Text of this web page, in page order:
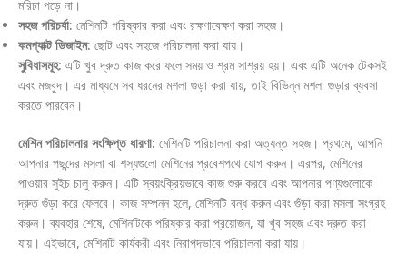
মরিচা পড়ে না।
সহজ পরিচর্যা: মেশিনটি পরিষ্কার করা এবং রক্ষণাবেক্ষণ করা সহজ।
কমপ্যাক্ট ডিজাইন: ছোট এবং সহজে পরিচালনা করা যায়।
সুবিধাসমূহ: এটি খুব দ্রুত কাজ করে ফলে সময় ও শ্রম সাশ্রয় হয়। এবং এটি অনেক টেকসই
এবং মজবুদ। এর মাধ্যমে সব ধরনের মশলা গুড়া করা যায়, তাই বিভিন্ন মশলা গুড়ার ব্যবসা
করতে পারবেন।
মেশিন পরিচালনার সংক্ষিপ্ত ধারণা: মেশিনটি পরিচালনা করা অত্যন্ত সহজ। প্রথমে, আপনি
আপনার পছন্দের মসলা বা শস্যগুলো মেশিনের প্রবেশপথে যোগ করুন। এরপর, মেশিনের
পাওয়ার সুইচ চালু করুন। এটি স্বয়ংক্রিয়ভাবে কাজ শুরু করবে এবং আপনার পণ্যগুলোকে
দ্রুত গুঁড়া করে ফেলবে। কাজ সম্পন্ন হলে, মেশিনটি বন্ধ করুন এবং গুঁড়া করা মসলা সংগ্রহ
করুন। ব্যবহার শেষে, মেশিনটিকে পরিষ্কার করা প্রয়োজন, যা খুব সহজ এবং দ্রুত করা
যায়। এইভাবে, মেশিনটি কার্যকরী এবং নিরাপদভাবে পরিচালনা করা যায়।